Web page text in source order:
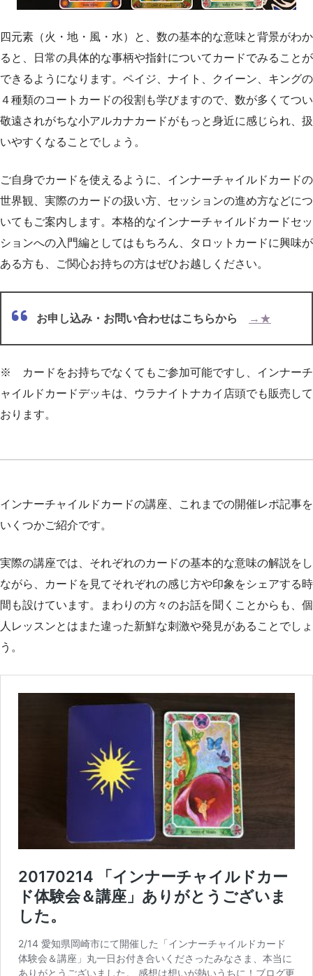
四元素（火・地・風・水）と、数の基本的な意味と背景がわか
ると、日常の具体的な事柄や指針についてカードでみることが
できるようになります。ペイジ、ナイト、クイーン、キングの
４種類のコートカードの役割も学びますので、数が多くてつい
敬遠されがちな小アルカナカードがもっと身近に感じられ、扱
いやすくなることでしょう。
ご自身でカードを使えるように、インナーチャイルドカードの
世界観、実際のカードの扱い方、セッションの進め方などにつ
いてもご案内します。本格的なインナーチャイルドカードセッ
ションへの入門編としてはもちろん、タロットカードに興味が
ある方も、ご関心お持ちの方はぜひお越しください。
お申し込み・お問い合わせはこちらから →★
※ カードをお持ちでなくてもご参加可能ですし、インナーチ
ャイルドカードデッキは、ウラナイトナカイ店頭でも販売して
おります。
インナーチャイルドカードの講座、これまでの開催レポ記事を
いくつかご紹介です。
実際の講座では、それぞれのカードの基本的な意味の解説をし
ながら、カードを見てそれぞれの感じ方や印象をシェアする時
間も設けています。まわりの方々のお話を聞くことからも、個
人レッスンとはまた違った新鮮な刺激や発見があることでしょ
う。